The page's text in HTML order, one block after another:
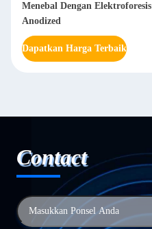
Menebal Dengan Elektroforesis
Anodized
Dapatkan Harga Terbaik
Contact